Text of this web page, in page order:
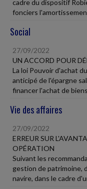
cadre du dispositif
fonciers
Social
27/09/2022
UN ACCORD POUR
La loi Pouvoir d'achat
anticipé de l'épargne
financer l'achat de
Vie des affaires
27/09/2022
ERREUR SUR
OPÉRATION
Suivant les
gestion de patrimoine,
navire, dans le cadre